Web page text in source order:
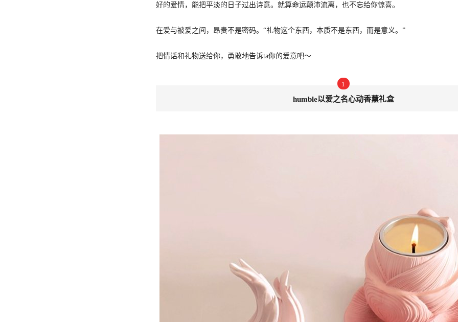
好的爱情，能把平淡的日子过出诗意。就算命运颠沛流离，也不忘给你惊喜。
在爱与被爱之间，昂贵不是密码。“礼物这个东西，本质不是东西，而是意义。”
把情话和礼物送给你，勇敢地告诉ta你的爱意吧～
1
humble以爱之名心动香薰礼盒